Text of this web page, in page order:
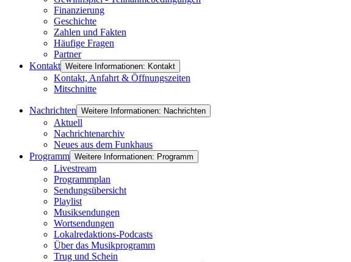
Finanzierung
Geschichte
Zahlen und Fakten
Häufige Fragen
Partner
Kontakt Weitere Informationen: Kontakt
Kontakt, Anfahrt & Öffnungszeiten
Mitschnitte
Nachrichten Weitere Informationen: Nachrichten
Aktuell
Nachrichtenarchiv
Neues aus dem Funkhaus
Programm Weitere Informationen: Programm
Livestream
Programmplan
Sendungsübersicht
Playlist
Musiksendungen
Wortsendungen
Lokalredaktions-Podcasts
Über das Musikprogramm
Trug und Schein